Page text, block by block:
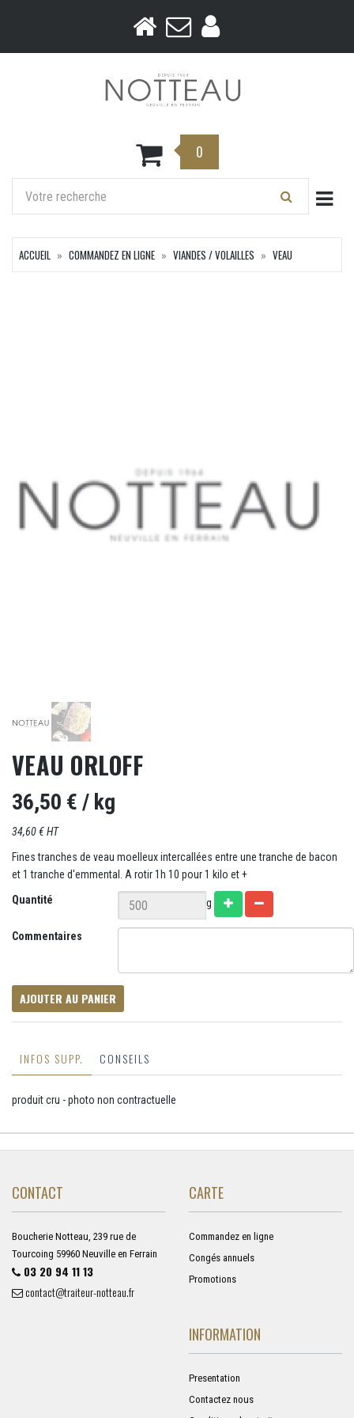
0
ACCUEIL COMMANDEZ EN LIGNE VIANDES / VOLAILLES VEAU
VEAU ORLOFF
36,50 € / kg
34,60 € HT
Fines tranches de veau moelleux intercallées entre une tranche de bacon
et 1 tranche d'emmental. A rotir 1h 10 pour 1 kilo et +
Quantité
g
Commentaires
AJOUTER AU PANIER
INFOS SUPP. CONSEILS
produit cru - photo non contractuelle
CONTACT
Boucherie Notteau, 239 rue de
Tourcoing 59960 Neuville en Ferrain
03 20 94 11 13
contact@traiteur-notteau.fr
CARTE
Commandez en ligne
Congés annuels
Promotions
INFORMATION
Presentation
Contactez nous